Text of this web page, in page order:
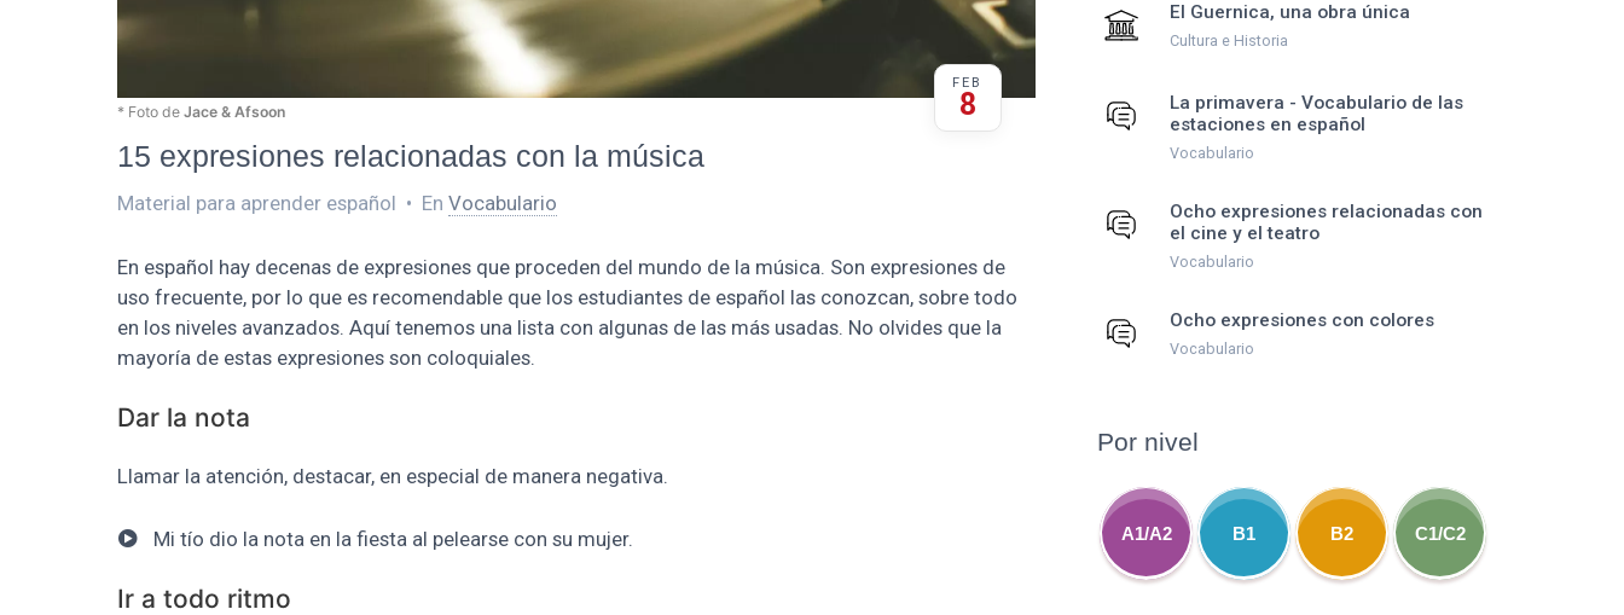
* Foto de Jace & Afsoon
FEB
8
15 expresiones relacionadas con la música
Material para aprender español • En Vocabulario
En español hay decenas de expresiones que proceden del mundo de la música. Son expresiones de
uso frecuente, por lo que es recomendable que los estudiantes de español las conozcan, sobre todo
en los niveles avanzados. Aquí tenemos una lista con algunas de las más usadas. No olvides que la
mayoría de estas expresiones son coloquiales.
Dar la nota
Llamar la atención, destacar, en especial de manera negativa.
Mi tío dio la nota en la fiesta al pelearse con su mujer.
Ir a todo ritmo
El Guernica, una obra única
Cultura e Historia
La primavera - Vocabulario de las
estaciones en español
Vocabulario
Ocho expresiones relacionadas con
el cine y el teatro
Vocabulario
Ocho expresiones con colores
Vocabulario
Por nivel
A1/A2 B1 B2 C1/C2